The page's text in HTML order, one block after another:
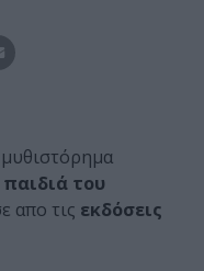
του
απο τις εκδόσεις